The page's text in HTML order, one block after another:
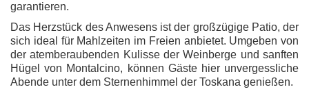
garantieren.
Das Herzstück des Anwesens ist der großzügige Patio, der
sich ideal für Mahlzeiten im Freien anbietet. Umgeben von
der atemberaubenden Kulisse der Weinberge und sanften
Hügel von Montalcino, können Gäste hier unvergessliche
Abende unter dem Sternenhimmel der Toskana genießen.